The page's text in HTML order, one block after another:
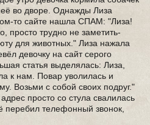
во дворе. Однажды Лиза
то сайте нашла СПАМ: "Лиза!
просто трудно не заметить-
для животных." Лиза нажала
девочку на сайт серого
статья выделялась: Лиза,
к нам. Повар уволилась и
Возьми с собой своих подруг."
просто со стула свалилась
перебил телефонный звонок,